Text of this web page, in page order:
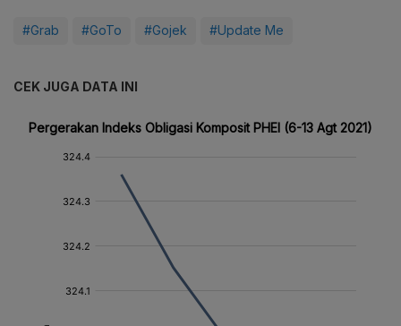
#Grab #GoTo #Gojek #Update Me
CEK JUGA DATA INI